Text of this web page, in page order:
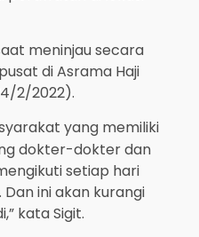
meninjau secara
di Asrama Haji
2/2022).
yang memiliki
dokter-dokter dan
setiap hari
ini akan kurangi
kata Sigit.